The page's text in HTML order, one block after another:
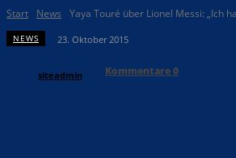
Start News Yaya Touré über Lionel Messi: „Ich
NEWS 23. Oktober 2015
siteadmin Kommentare0